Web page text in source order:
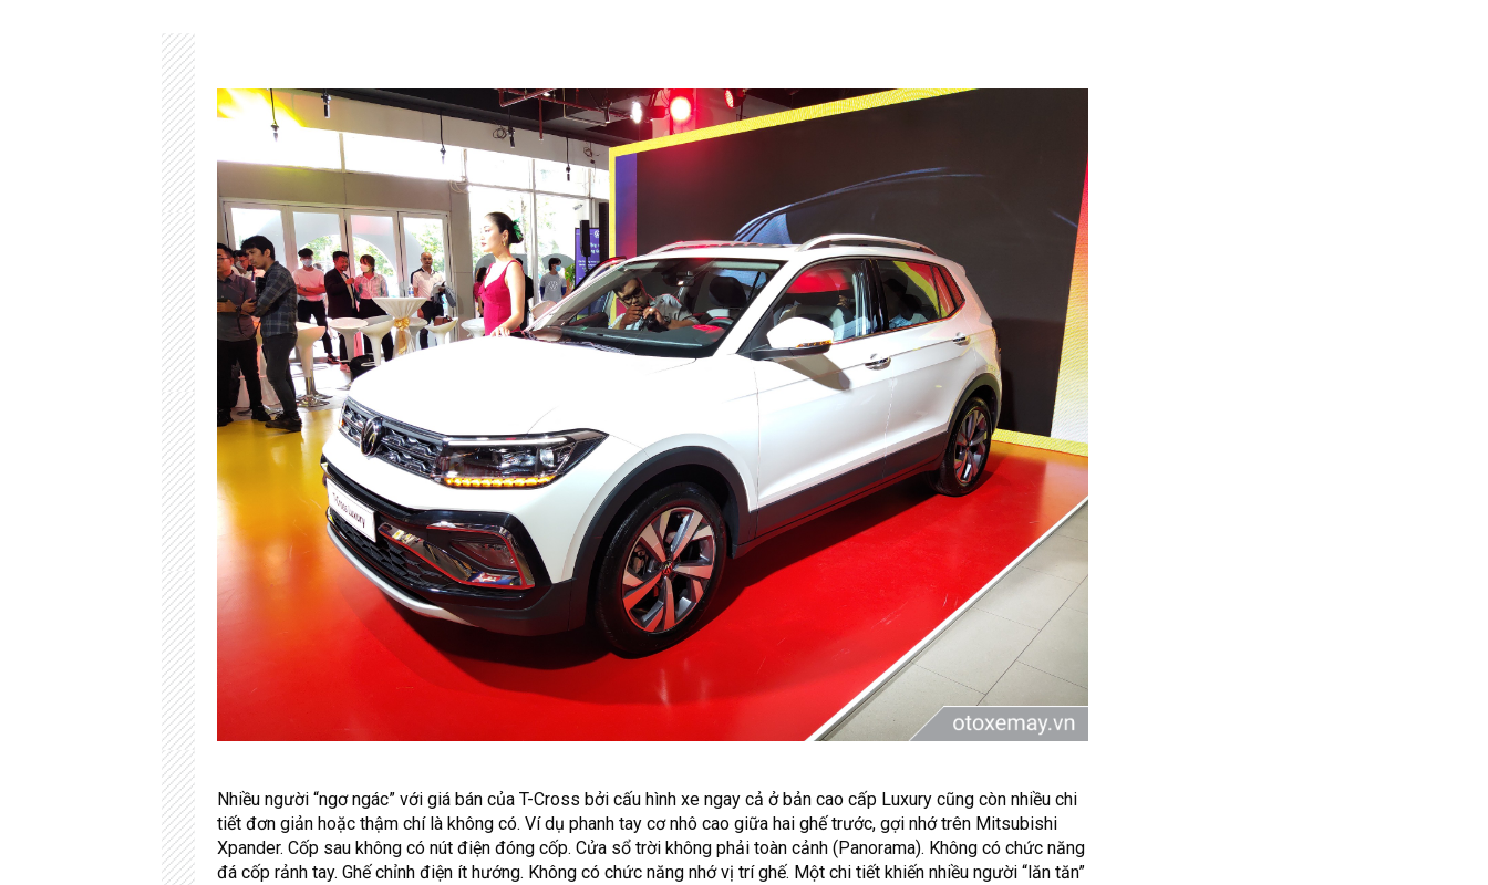
Nhiều người “ngơ ngác” với giá bán của T-Cross bởi cấu hình xe ngay cả ở bản cao cấp Luxury cũng còn nhiều chi
tiết đơn giản hoặc thậm chí là không có. Ví dụ phanh tay cơ nhô cao giữa hai ghế trước, gợi nhớ trên Mitsubishi
Xpander. Cốp sau không có nút điện đóng cốp. Cửa sổ trời không phải toàn cảnh (Panorama). Không có chức năng
đá cốp rảnh tay. Ghế chỉnh điện ít hướng. Không có chức năng nhớ vị trí ghế. Một chi tiết khiến nhiều người “lăn tăn”